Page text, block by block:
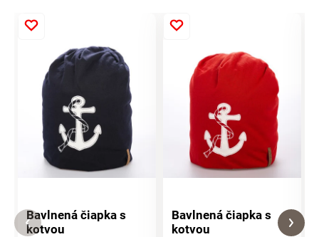
Bavlnená čiapka s
kotvou
Bavlnená čiapka s
kotvou